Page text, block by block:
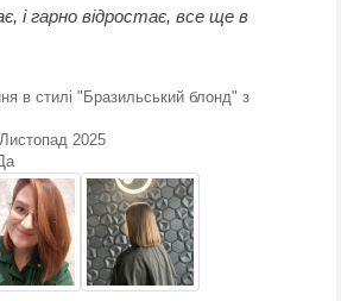
і гарно відростає, все ще в
в стилі "Бразильський блонд" з
Листопад 2025